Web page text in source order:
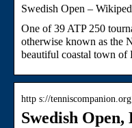
Swedish Open –
One of 39 ATP 250
otherwise known as the
beautiful coastal town of
http s://tenniscompanion.org
Swedish